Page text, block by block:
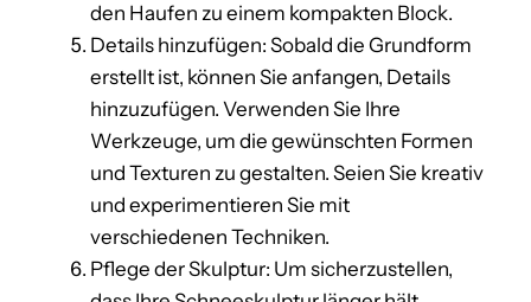
den Haufen zu einem kompakten Block.
Details hinzufügen: Sobald die Grundform
erstellt ist, können Sie anfangen, Details
hinzuzufügen. Verwenden Sie Ihre
Werkzeuge, um die gewünschten Formen
und Texturen zu gestalten. Seien Sie kreativ
und experimentieren Sie mit
verschiedenen Techniken.
Pflege der Skulptur: Um sicherzustellen,